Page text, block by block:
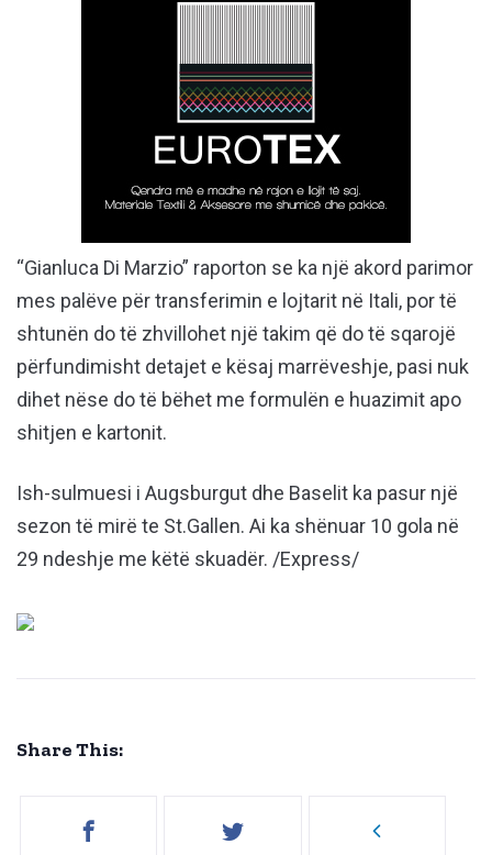
“Gianluca Di Marzio” raporton se ka një akord parimor
mes palëve për transferimin e lojtarit në Itali, por të
shtunën do të zhvillohet një takim që do të sqarojë
përfundimisht detajet e kësaj marrëveshje, pasi nuk
dihet nëse do të bëhet me formulën e huazimit apo
shitjen e kartonit.
Ish-sulmuesi i Augsburgut dhe Baselit ka pasur një
sezon të mirë te St.Gallen. Ai ka shënuar 10 gola në
29 ndeshje me këtë skuadër. /Express/
Share This: